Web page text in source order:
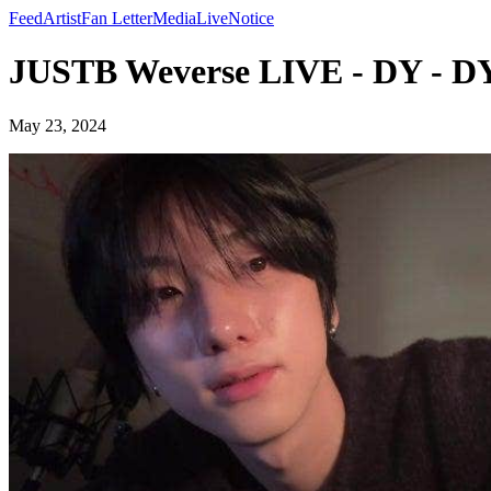
FeedArtistFan LetterMediaLiveNotice
JUSTB Weverse LIVE - DY -
May 23, 2024